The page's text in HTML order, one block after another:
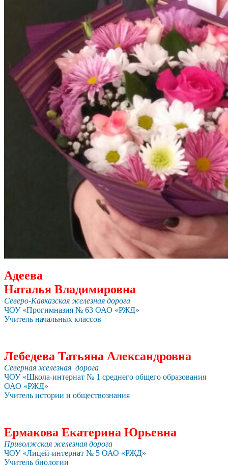
Адеева
Наталья Владимировна
Северо-Кавказская железная дорога
ЧОУ «Прогимназия № 63 ОАО «РЖД»
Учитель начальных классов
Лебедева Татьяна Александровна
Северная железная дорога
ЧОУ «Школа-интернат № 1 среднего общего образования
ОАО «РЖД»
Учитель истории и обществознания
Ермакова Екатерина Юрьевна
Приволжская железная дорога
ЧОУ «Лицей-интернат № 5 ОАО «РЖД»
Учитель биологии